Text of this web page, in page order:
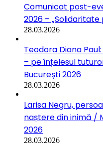
Comunicat post-
2026 –
28.03.2026
Teodora Diana
– pe înțelesul
București 2026
28.03.2026
Larisa Negru,
naștere din inimă /
2026
28.03.2026